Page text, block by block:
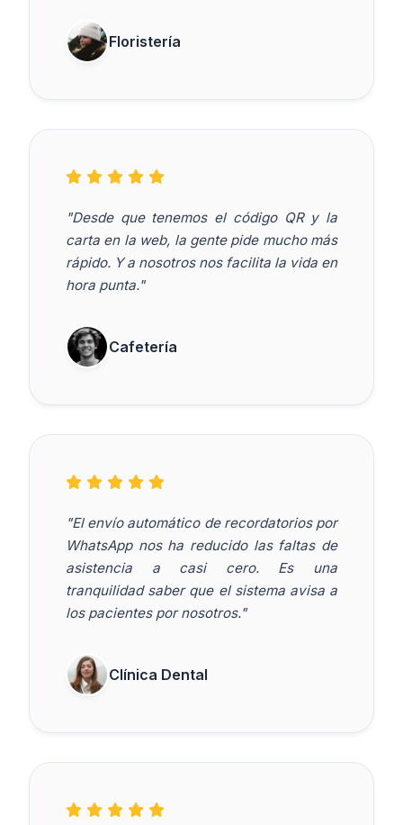
Floristería
"Desde que tenemos el código QR y la
carta en la web, la gente pide mucho más
rápido. Y a nosotros nos facilita la vida en
hora punta."
Cafetería
"El envío automático de recordatorios por
WhatsApp nos ha reducido las faltas de
asistencia a casi cero. Es una
tranquilidad saber que el sistema avisa a
los pacientes por nosotros."
Clínica Dental